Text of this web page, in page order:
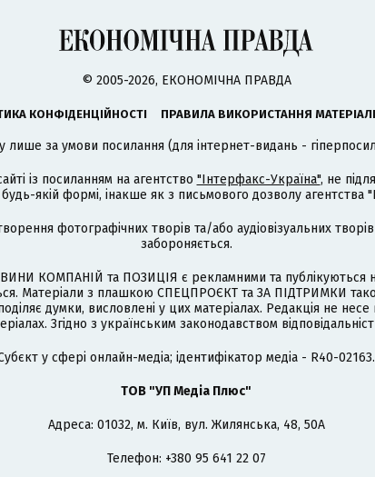
© 2005-2026, ЕКОНОМІЧНА ПРАВДА
КОНФІДЕНЦІЙНОСТІ ПРАВИЛА ВИКОРИСТАННЯ
лише за умови посилання (для інтернет-видань -
із посиланням на агентство "Інтерфакс-Україна", не
якій формі, інакше як з письмового дозволу агентства
фотографічних творів та/або аудіовізуальних
забороняється.
КОМПАНІЙ та ПОЗИЦІЯ є рекламними та публікуються
Матеріали з плашкою СПЕЦПРОЄКТ та ЗА ПІДТРИМКИ
думки, висловлені у цих матеріалах. Редакція не несе
Згідно з українським законодавством
у сфері онлайн-медіа; ідентифікатор медіа - R40-02163.
ТОВ "УП Медіа Плюс"
Адреса: 01032, м. Київ, вул. Жилянська, 48, 50А
Телефон: +380 95 641 22 07